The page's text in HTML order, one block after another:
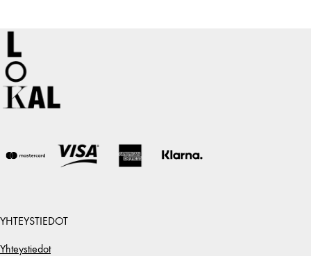
YHTEYSTIEDOT
Yhteystiedot